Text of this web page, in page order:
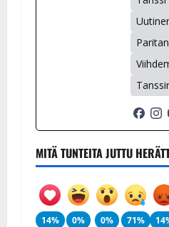
MITÄ TUNTEITA JUTTU
14%
0%
0%
71%